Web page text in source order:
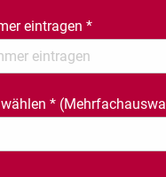
eintragen *
*